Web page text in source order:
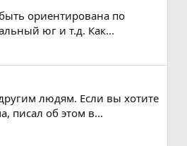
ориентирована по
юг и т.д. Как...
людям. Если вы хотите
писал об этом в...